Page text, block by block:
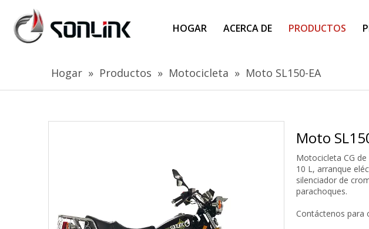
HOGAR ACERCA DE PRODUCTOS
Hogar » Productos » Motocicleta » Moto SL150-EA
Moto
Motocicleta CG
10 L, arranque
silenciador de
parachoques.
Contáctenos para